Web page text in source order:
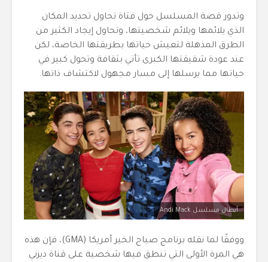
وتدور قصة المسلسل حول فتاة تحاول تحديد المكان
الذي يلائمها ويلائم شخصيتها، وتحاول إيجاد الكثير من
الطرق المذهلة لتعيش حياتها بطريقتها الخاصة، لكن
عند عودة شقيقتها الكبرى تأتي بثقافة وتحول كبير في
حياتها مما يرسلها إلى مسار مجهول لاكتشاف ذاتها.
أبطال مسلسل Andi Mack
ووفقًا لما نقله برنامج صباح الخير أمريكا (GMA)، فإن هذه
هي المرة الأولى التي تنطق فيها شخصية على قناة ديزني